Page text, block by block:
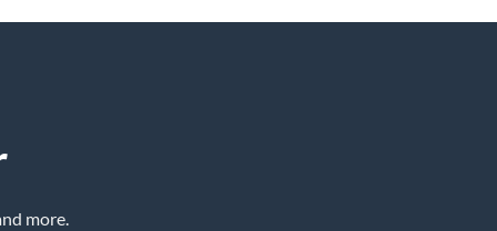
more.